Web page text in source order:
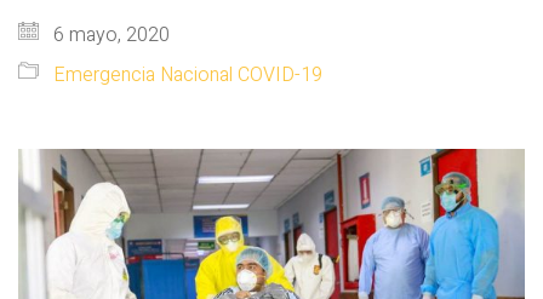
6 mayo, 2020
Emergencia Nacional COVID-19